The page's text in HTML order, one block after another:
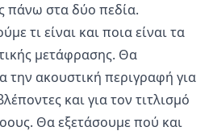
πάνω στα δύο πεδία.
τι είναι και ποια είναι τα
μετάφρασης. Θα
την ακουστική περιγραφή για
και για τον τιτλισμό
Θα εξετάσουμε πού και